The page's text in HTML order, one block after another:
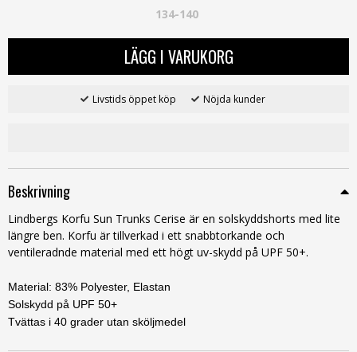
134-140
LÄGG I VARUKORG
Livstids öppet köp Nöjda kunder
Beskrivning
Lindbergs Korfu Sun Trunks Cerise är en solskyddshorts med lite
längre ben. Korfu är tillverkad i ett snabbtorkande och
ventileradnde material med ett högt uv-skydd på UPF 50+.
Material: 83% Polyester, Elastan
Solskydd på UPF 50+
Tvättas i 40 grader utan sköljmedel